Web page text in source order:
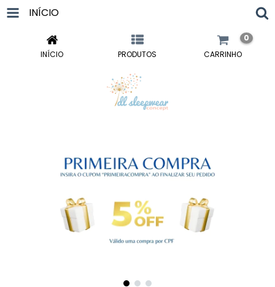
INÍCIO
INÍCIO PRODUTOS CARRINHO
0